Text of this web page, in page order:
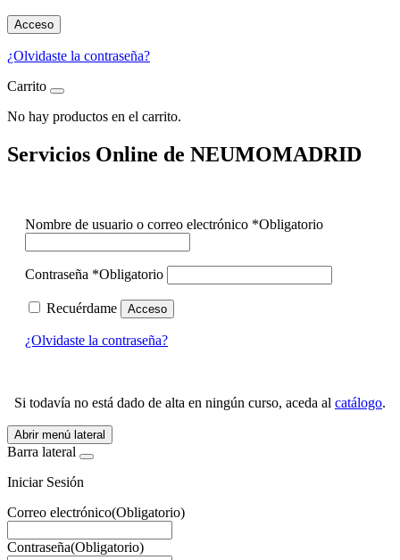
Acceso
¿Olvidaste la contraseña?
Carrito
No hay productos en el carrito.
Servicios Online de NEUMOMADRID
Nombre de usuario o correo electrónico *Obligatorio
Contraseña *Obligatorio
Recuérdame Acceso
¿Olvidaste la contraseña?
Si todavía no está dado de alta en ningún curso, aceda al catálogo.
Abrir menú lateral
Barra lateral
Iniciar Sesión
Correo electrónico(Obligatorio)
Contraseña(Obligatorio)